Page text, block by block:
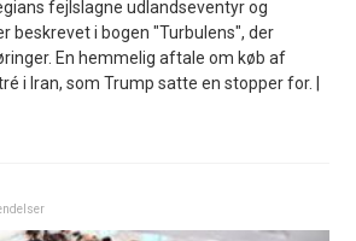
fejlslagne udlandseventyr og
beskrevet i bogen "Turbulens", der
En hemmelig aftale om køb af
i Iran, som Trump satte en stopper for. |